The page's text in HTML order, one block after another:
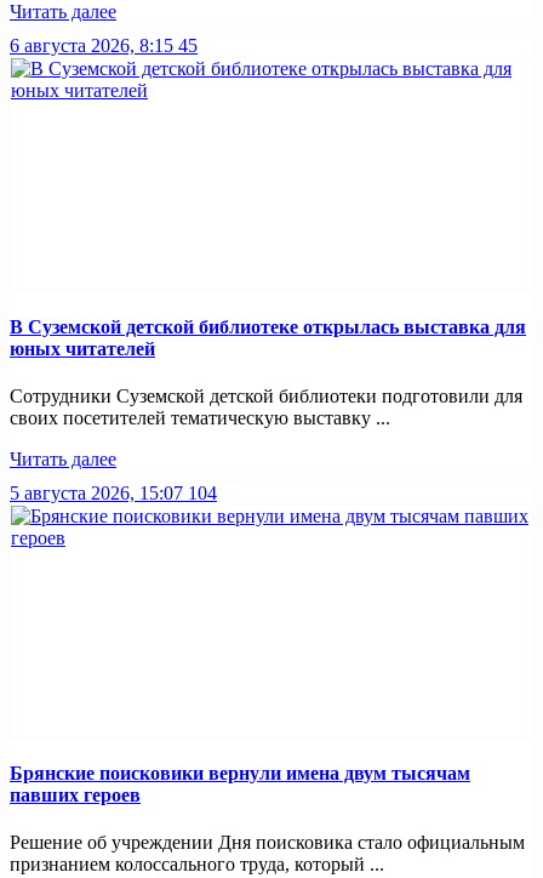
Читать далее
6 августа 2026, 8:15 45
В Суземской детской библиотеке открылась выставка для
юных читателей
Сотрудники Суземской детской библиотеки подготовили для
своих посетителей тематическую выставку ...
Читать далее
5 августа 2026, 15:07 104
Брянские поисковики вернули имена двум тысячам
павших героев
Решение об учреждении Дня поисковика стало официальным
признанием колоссального труда, который ...